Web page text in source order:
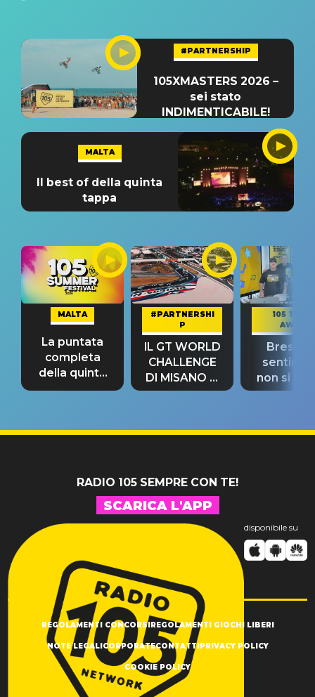
#PARTNERSHIP
105XMASTERS 2026 –
sei stato
INDIMENTICABILE!
MALTA
Il best of della quinta
tappa
MALTA
La puntata
completa
della quinta
tappa
#PARTNERSHI
P
IL GT WORLD
CHALLENGE
DI MISANO si
riconferma
105 TAKE
AWAY
Bresh:
non si
fino alla
RADIO 105 SEMPRE CON TE!
SCARICA L'APP
disponibile su
REGOLAMENTI CONCORSIREGOLAMENTI GIOCHI LIBERI
NOTE LEGALICORPORATECONTATTIPRIVACY POLICY
COOKIE POLICY